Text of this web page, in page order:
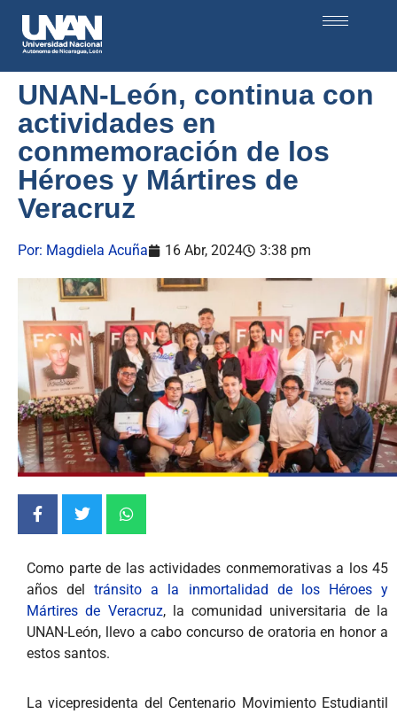
UNAN-León, continua con
actividades en
conmemoración de los
Héroes y Mártires de
Veracruz
Por: Magdiela Acuña 16 Abr, 2024 3:38 pm
Como parte de las actividades conmemorativas a los 45
años deltránsito a la inmortalidad de los Héroes y
Mártires de Veracruz, la comunidad universitaria de la
UNAN-León, llevo a cabo concurso de oratoria en honor a
estos santos.
La vicepresidenta del Centenario Movimiento Estudiantil